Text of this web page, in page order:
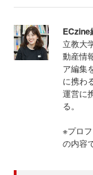
ECzine
立教大
動産情
ア編集
に携わ
運営に
る。
※プロ
の内容